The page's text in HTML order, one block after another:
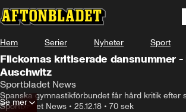
Hem Serier Nyheter Sport
Flickornas kritiserade dansnummer -
Auschwitz
Sportbladet News
Spanska gymnastikförbundet får hård kritik efter
Sportbladet News • 25.12.18 • 70 sek
Se mer